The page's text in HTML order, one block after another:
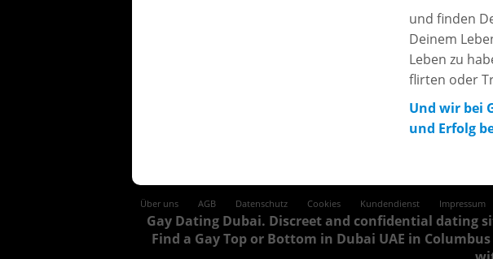
und finden
Deinem
Leben zu
flirten oder
Und wir bei
und Erfolg
Über uns AGB Datenschutz Cookies Kundendienst Impressum
Gay Dating Dubai. Discreet and confidential dating
Find a Gay Top or Bottom in Dubai UAE in